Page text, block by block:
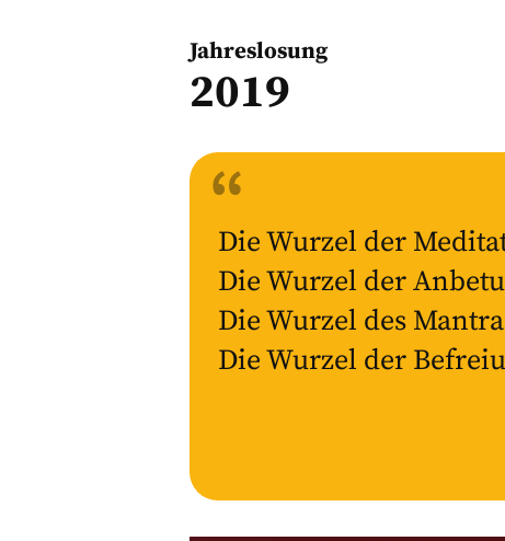
Jahreslosung
2019
Die Wurzel der
Die Wurzel der
Die Wurzel des
Die Wurzel der